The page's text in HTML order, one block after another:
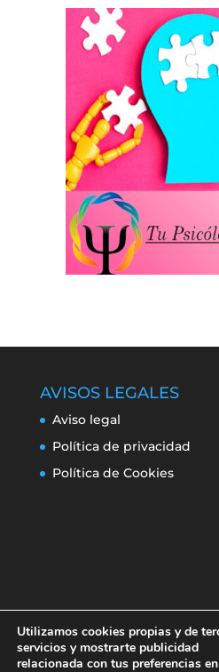
AVISOS LEGALES
Aviso legal
Política de privacidad
Política de Cookies
Utilizamos cookies propias y de
servicios y mostrarte publicidad
relacionada con tus preferencias